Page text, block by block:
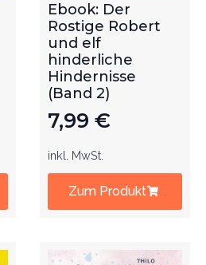
Ebook: Der
Rostige Robert
und elf
hinderliche
Hindernisse
(Band 2)
7,99 €
inkl. MwSt.
Zum Produkt